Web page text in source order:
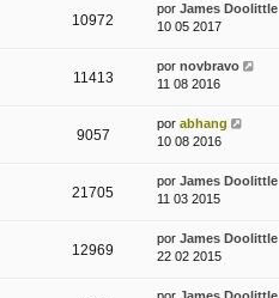
10972
por James Doolittle
10 05 2017
11413
por novbravo
11 08 2016
9057
por abhang
10 08 2016
21705
por James Doolittle
11 03 2015
12969
por James Doolittle
22 02 2015